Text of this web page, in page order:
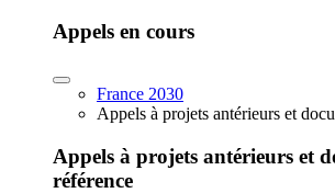
Appels en cours
France 2030
Appels à projets antérieurs et
Appels à projets antérieurs et
référence